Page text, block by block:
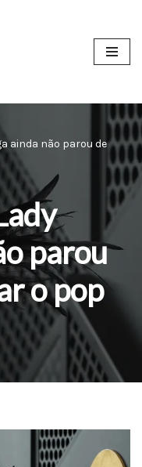
ainda não parou de
parou
o pop